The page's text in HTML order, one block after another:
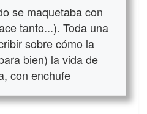
se maquetaba con
tanto...). Toda una
sobre cómo la
bien) la vida de
con enchufe